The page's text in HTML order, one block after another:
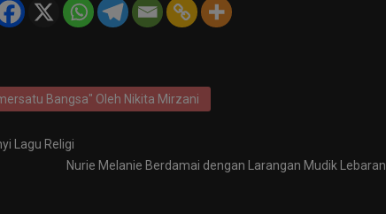
Bangsa" Oleh Nikita Mirzani
Lagu Religi
Nurie Melanie Berdamai dengan Larangan Mudik Lebaran